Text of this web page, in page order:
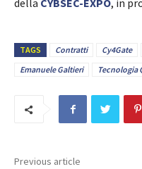
della CYBSEC-EXPO, in
TAGS Contratti Cy4Gate
Emanuele Galtieri
Tecnologia
Previous article